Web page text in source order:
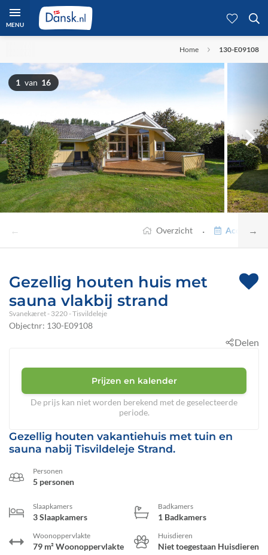
MENU
Home 130-E09108
1 van 16
← →
Overzicht ·
Gezellig houten huis met
sauna vlakbij strand
Svanekæret - 3220 - Tisvildeleje
Objectnr: 130-E09108
Gezellig houten vakantiehuis met tuin en
sauna nabij Tisvildeleje Strand.
Personen
5 personen
Slaapkamers
3 Slaapkamers
Badkamers
1 Badkamers
Woonoppervlakte
79 m² Woonoppervlakte
Huisdieren
Niet toegestaan Huisdieren
Delen
Prijzen en kalender
De prijs kan niet worden berekend met de geselecteerde
periode.